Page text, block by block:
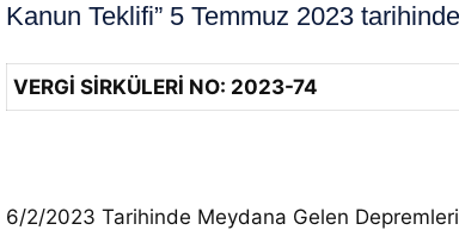
Kanun Teklifi” 5 Temmuz 2023
VERGİ SİRKÜLERİ NO: 2023-74
6/2/2023 Tarihinde Meydana Gelen